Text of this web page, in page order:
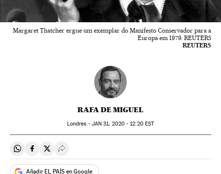
Margaret Thatcher ergue um exemplar do Manifesto Conservador para a
Europa em 1979. REUTERS
REUTERS
RAFA DE MIGUEL
Londres - JAN 31, 2020 - 12:20EST
Compartir en Whatsapp
Compartir en Facebook
Compartir en Twitter
Desplegar Redes Sociales
Añadir EL PAÍS en Google